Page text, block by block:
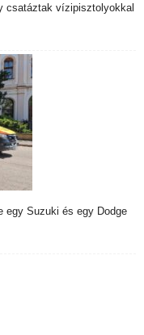
csatáztak vízipisztolyokkal
egy Suzuki és egy Dodge